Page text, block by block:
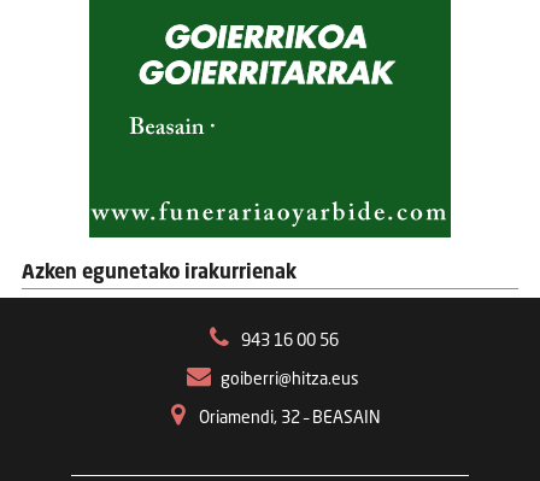
Azken egunetako irakurrienak
943 16 00 56
goiberri@hitza.eus
Oriamendi, 32 – BEASAIN